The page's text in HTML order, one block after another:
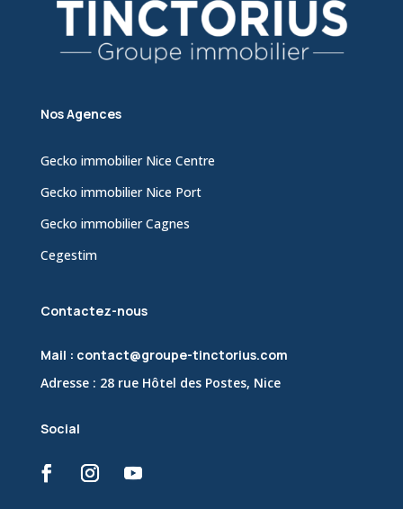
Nos Agences
Gecko immobilier Nice Centre
Gecko immobilier Nice Port
Gecko immobilier Cagnes
Cegestim
Contactez-nous
Mail : contact@groupe-tinctorius.com
Adresse : 28 rue Hôtel des Postes, Nice
Social